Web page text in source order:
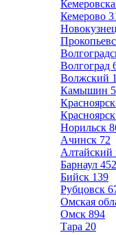
Кемерово
Волгоград
Волжский
Камышин
Красноярск
Норильск
Ачинск 72
Алтайский
Барнаул 452
Бийск 139
Рубцовск
Омская
Омск 894
Тара 20